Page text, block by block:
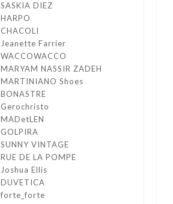
SASKIA DIEZ
HARPO
CHACOLI
Jeanette Farrier
WACCOWACCO
MARYAM NASSIR ZADEH
MARTINIANO Shoes
BONASTRE
Gerochristo
MADetLEN
GOLPIRA
SUNNY VINTAGE
RUE DE LA POMPE
Joshua Ellis
DUVETICA
forte_forte